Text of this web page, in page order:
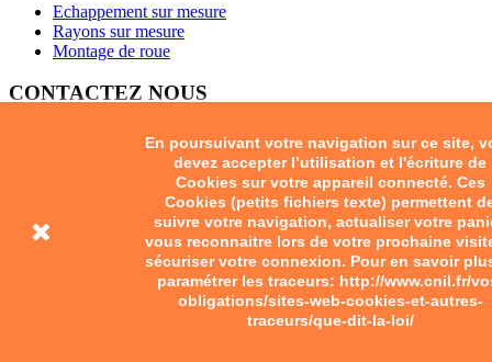
En poursuivant votre navigation sur ce site,
devez accepter l’utilisation et l'écriture de
Cookies sur votre appareil connecté. Ces
Cookies (petits fichiers texte) permettent
suivre votre navigation, actualiser votre
vous reconnaitre lors de votre prochaine
sécuriser votre connexion. Pour en savoir
paramétrer les traceurs: http://www.cnil.fr/
obligations/sites-web-cookies-et-autres-
traceurs/que-dit-la-loi/
Echappement sur mesure
Rayons sur mesure
Montage de roue
CONTACTEZ NOUS
Route de Semur Zone industrielle 21390 PRECY-
jl.chambrier@wanadoo.fr
Phone: +33 (0) 3 80 64 99 17